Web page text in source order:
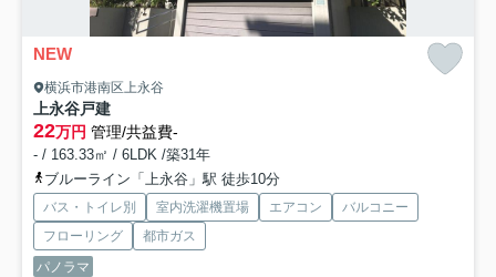
NEW
横浜市港南区上永谷
上永谷戸建
22万円 管理/共益費-
- / 163.33㎡ / 6LDK /築31年
ブルーライン「上永谷」駅 徒歩10分
バス・トイレ別 室内洗濯機置場 エアコン
バルコニー
フローリング
都市ガス
パノラマ